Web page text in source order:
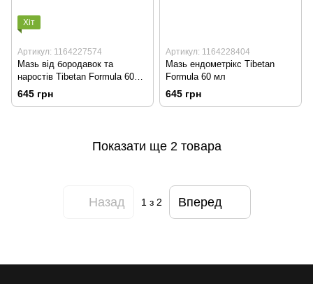
Хіт
Артикул: 1164227574
Мазь від бородавок та
наростів Tibetan Formula 60
мл
645 грн
Артикул: 1164228404
Мазь ендометрікс Tibetan
Formula 60 мл
645 грн
Показати ще 2 товара
Назад 1з 2 Вперед